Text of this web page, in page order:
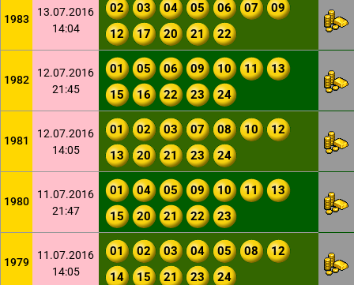
1983
13.07.2016
14:04
02 03 04 05 06 07
09
12
17 20 21 22
1982
12.07.2016
21:45
01 05 06 09 10 11
13
15
16 22 23 24
1981
12.07.2016
14:05
01 02 03 07 08 10
12
13
20 21 23 24
1980
11.07.2016
21:47
01 04 05 09 10 11
13
15
20 21 22 23
1979
11.07.2016
14:05
01 02 03 04 05 08
12
14
15 21 23 24